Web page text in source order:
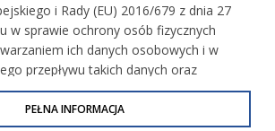
rady nadzorczej powinien:
wyższe,
5-letni okres zatrudnienia na
pracę, powołania, wyboru,
umowy o pracę, lub świadczenia
i Rady (EU) 2016/679 z dnia 27
w sprawie ochrony osób fizycznych
ich danych osobowych i w
przepływu takich danych oraz
95/46/WE (określane jako RODO, GDPR
o Ochronie Danych
PEŁNA INFORMACJA